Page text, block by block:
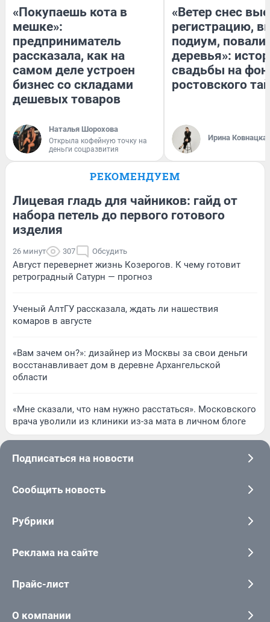
«Покупаешь кота в
мешке»:
предприниматель
рассказала, как на
самом деле устроен
бизнес со складами
дешевых товаров
Наталья Шорохова
Открыла кофейную точку на
деньги соцразвития
«Ветер снес
регистрацию,
подиум,
деревья»:
свадьбы на
ростовского
Ирина
РЕКОМЕНДУЕМ
Лицевая гладь для чайников: гайд от
набора петель до первого готового
изделия
26 минут 307 Обсудить
Август перевернет жизнь Козерогов. К чему готовит
ретроградный Сатурн — прогноз
Ученый АлтГУ рассказала, ждать ли нашествия
комаров в августе
«Вам зачем он?»: дизайнер из Москвы за свои деньги
восстанавливает дом в деревне Архангельской
области
«Мне сказали, что нам нужно расстаться». Московского
врача уволили из клиники из-за мата в личном блоге
Подписаться на новости
Сообщить новость
Рубрики
Реклама на сайте
Прайс-лист
О компании